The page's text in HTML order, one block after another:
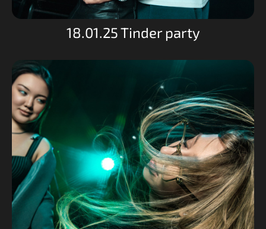
18.01.25 Tinder party